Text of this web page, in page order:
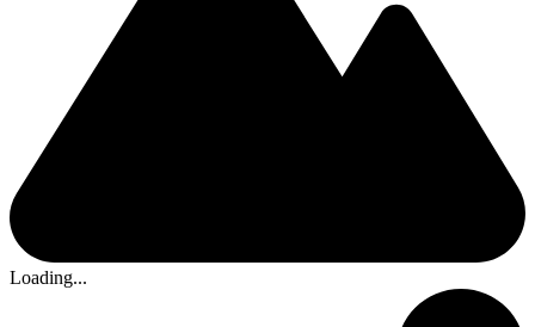
Loading...